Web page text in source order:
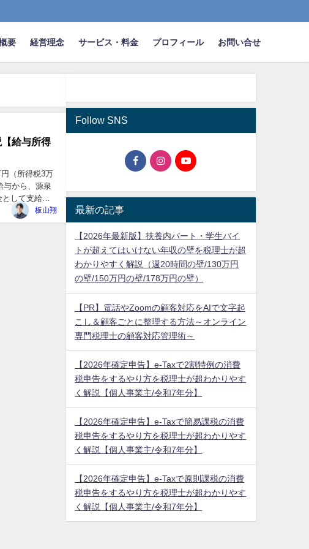
要 経営理念 サービス・料金 プロフィール お問い合せ
給与所得
（所得税3万
与から、源泉
して支給さ
板山翔
Follow SNS
最新の記事
【2026年最新版】扶養内パート・学生バイ
トが超えてはいけない年収の壁を税理士が超
わかりやすく解説（週20時間の壁/130万円
の壁/150万円の壁/178万円の壁）
【PR】電話やZoomの顧客対応をAIで文字起
こし＆顧客ごとに整理する方法～オンライン
専門税理士の顧客対応管理術～
【2026年確定申告】e-Taxで2割特例の消費
税申告をするやり方を税理士が超わかりやす
く解説【個人事業主/令和7年分】
【2026年確定申告】e-Taxで簡易課税の消費
税申告をするやり方を税理士が超わかりやす
く解説【個人事業主/令和7年分】
【2026年確定申告】e-Taxで原則課税の消費
税申告をするやり方を税理士が超わかりやす
く解説【個人事業主/令和7年分】